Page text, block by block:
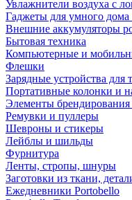
Увлажнители воздуха с
Гаджеты для умного дома
Внешние аккумуляторы
Бытовая техника
Компьютерные и
Флешки
Зарядные устройства для
Портативные колонки и
Элементы брендирования
Ремувки и пуллеры
Шевроны и стикеры
Лейблы и шильды
Фурнитура
Ленты, стропы, шнуры
Заготовки из ткани,
Ежедневники Portobello